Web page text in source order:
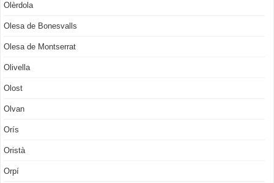
Olèrdola
Olesa de Bonesvalls
Olesa de Montserrat
Olivella
Olost
Olvan
Orís
Oristà
Orpí